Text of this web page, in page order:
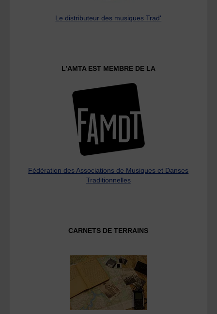
Le distributeur des musiques Trad'
L’AMTA EST MEMBRE DE LA
Fédération des Associations de Musiques et Danses
Traditionnelles
CARNETS DE TERRAINS